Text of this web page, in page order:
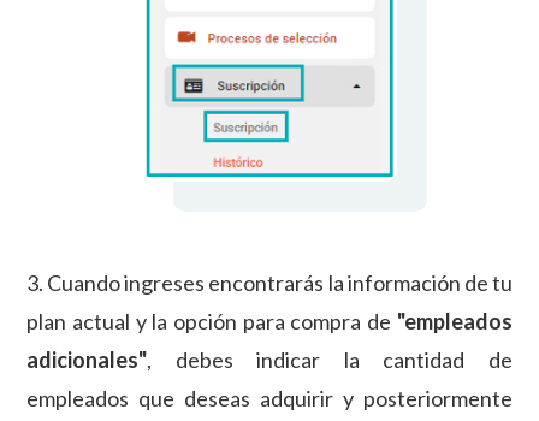
3. Cuando ingreses encontrarás la información de tu
plan actual y la opción para compra de "empleados
adicionales", debes indicar la cantidad de
empleados que deseas adquirir y posteriormente